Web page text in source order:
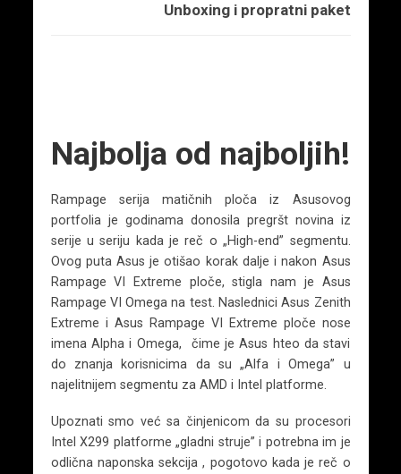
Unboxing i propratni paket
Najbolja od najboljih!
Rampage serija matičnih ploča iz Asusovog
portfolia je godinama donosila pregršt novina iz
serije u seriju kada je reč o „High-end” segmentu.
Ovog puta Asus je otišao korak dalje i nakon Asus
Rampage VI Extreme ploče, stigla nam je Asus
Rampage VI Omega na test. Naslednici Asus Zenith
Extreme i Asus Rampage VI Extreme ploče nose
imena Alpha i Omega, čime je Asus hteo da stavi
do znanja korisnicima da su „Alfa i Omega” u
najelitnijem segmentu za AMD i Intel platforme.
Upoznati smo već sa činjenicom da su procesori
Intel X299 platforme „gladni struje” i potrebna im je
odlična naponska sekcija , pogotovo kada je reč o